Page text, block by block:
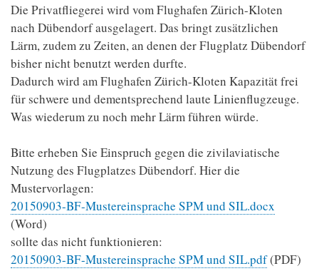
Die Privatfliegerei wird vom Flughafen Zürich-Kloten
nach Dübendorf ausgelagert. Das bringt zusätzlichen
Lärm, zudem zu Zeiten, an denen der Flugplatz Dübendorf
bisher nicht benutzt werden durfte.
Dadurch wird am Flughafen Zürich-Kloten Kapazität frei
für schwere und dementsprechend laute Linienflugzeuge.
Was wiederum zu noch mehr Lärm führen würde.
Bitte erheben Sie Einspruch gegen die zivilaviatische
Nutzung des Flugplatzes Dübendorf. Hier die
Mustervorlagen:
20150903-BF-Mustereinsprache SPM und SIL.docx
(Word)
sollte das nicht funktionieren:
20150903-BF-Mustereinsprache SPM und SIL.pdf(PDF)